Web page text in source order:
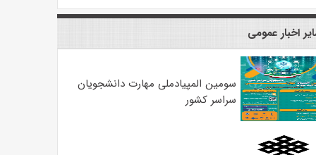
اخبار عمومی
سومین المپیادملی مهارت دانشجویان
سراسر کشور